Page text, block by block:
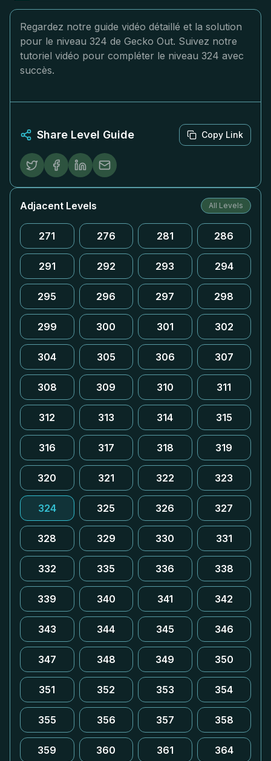
Regardez notre guide vidéo détaillé et la solution
pour le niveau 324 de Gecko Out. Suivez notre
tutoriel vidéo pour compléter le niveau 324 avec
succès.
Share Level Guide Copy Link
Adjacent Levels All Levels
271 276 281 286
291 292 293 294
295 296 297 298
299 300 301 302
304 305 306 307
308 309 310 311
312 313 314 315
316 317 318 319
320 321 322 323
324 325 326 327
328 329 330 331
332 335 336 338
339 340 341 342
343 344 345 346
347 348 349 350
351 352 353 354
355 356 357 358
359 360 361 364